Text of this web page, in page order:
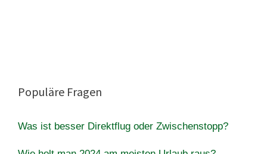
Populäre Fragen
Was ist besser Direktflug oder Zwischenstopp?